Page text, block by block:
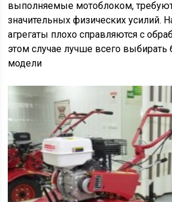
выполняемые мотоблоком,
значительных физических усилий.
агрегаты плохо справляются с
этом случае лучше всего
модели